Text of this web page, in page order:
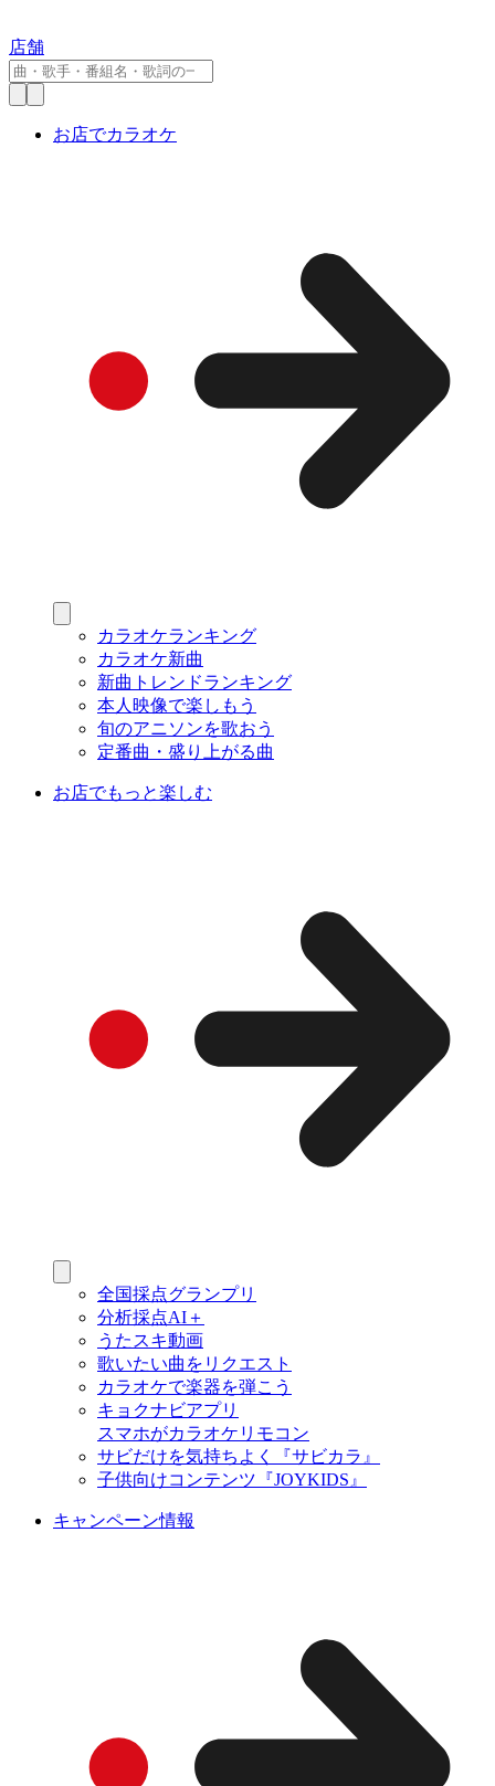
店舗
お店でカラオケ
カラオケランキング
カラオケ新曲
新曲トレンドランキング
本人映像で楽しもう
旬のアニソンを歌おう
定番曲・盛り上がる曲
お店でもっと楽しむ
全国採点グランプリ
分析採点AI＋
うたスキ動画
歌いたい曲をリクエスト
カラオケで楽器を弾こう
キョクナビアプリ
スマホがカラオケリモコン
サビだけを気持ちよく『サビカラ』
子供向けコンテンツ『JOYKIDS』
キャンペーン情報